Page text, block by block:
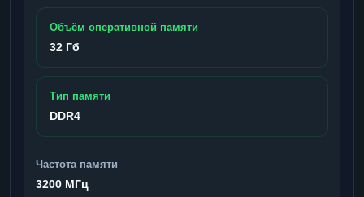
Объём оперативной памяти
32 Гб
Тип памяти
DDR4
Частота памяти
3200 МГц